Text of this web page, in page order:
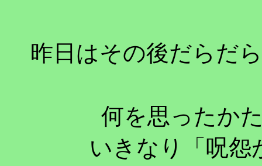
昨日はその後だらだ
何を思ったか
いきなり「呪怨